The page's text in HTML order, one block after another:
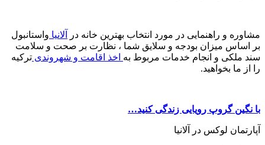
مشاوره و راهنمایی در مورد انتخاب بهترین خانه در آلانیا واستانبول
بر اساس میزان بودجه و سلایق شما ، نظارت بر صحت و سلامت
سند ملکی و انجام خدمات مربوط به اخذ اقامت و شهروندی ترکیه
را از ما بخواهید.
با نگین گروپ رویایی زندگی کنید…
آپارتمان لوکس در آلانیا